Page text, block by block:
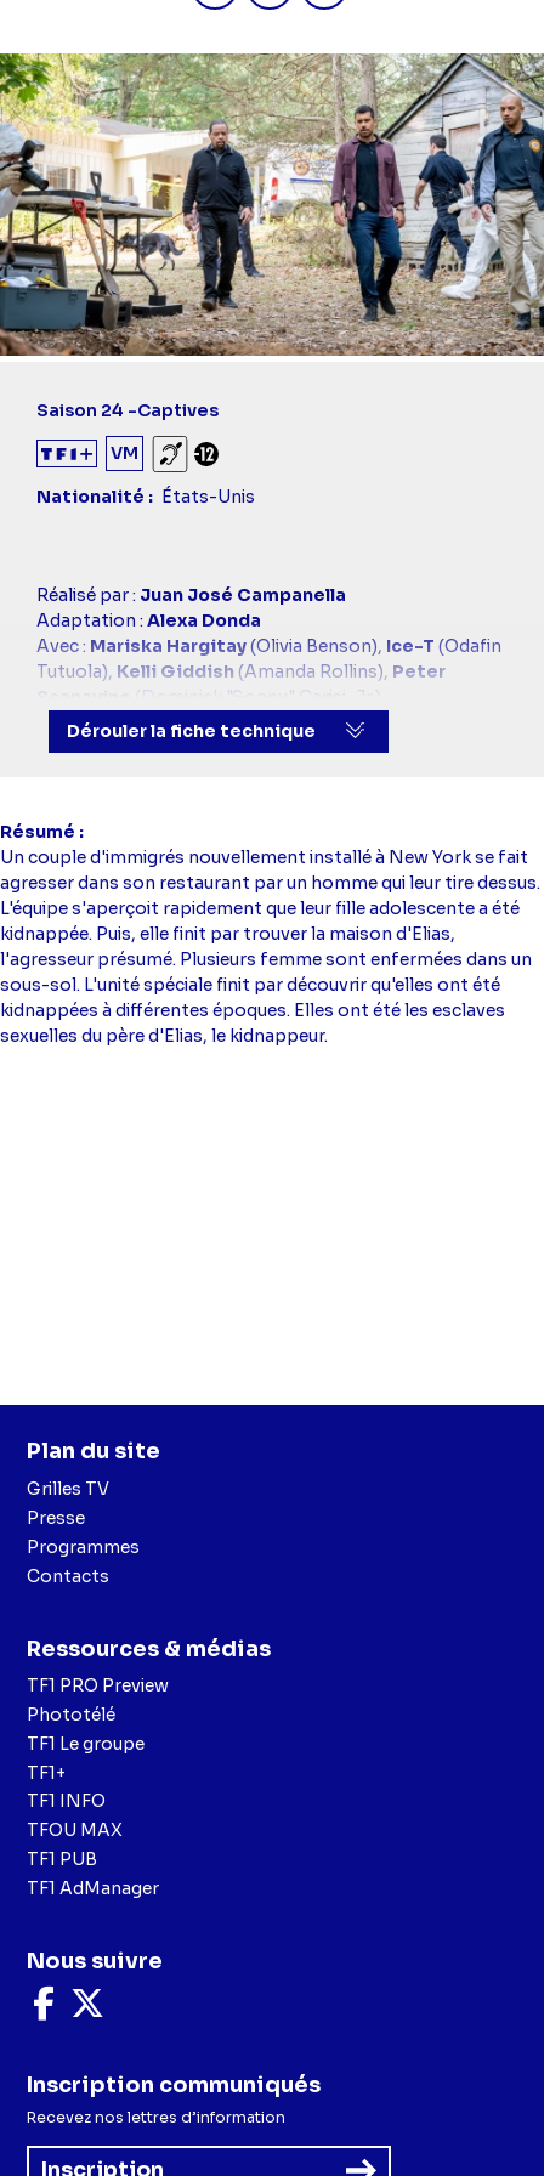
Saison 24 -Captives
VM
Sourds et malentendants
Déconseillé aux -12 ans
Nationalité
États-Unis
Casting
simba
Réalisé par : Juan José Campanella
Adaptation : Alexa Donda
Avec : Mariska Hargitay(Olivia Benson), Ice-T (Odafin
Tutuola), Kelli Giddish (Amanda Rollins), Peter
(Dominick "Sonny" Carisi, Jr.)
Directeur artistique :
Mélody Dubos
Dérouler la fiche technique
Résumé
Un couple d'immigrés nouvellement installé à New York se fait
agresser dans son restaurant par un homme qui leur tire dessus.
L'équipe s'aperçoit rapidement que leur fille adolescente a été
kidnappée. Puis, elle finit par trouver la maison d'Elias,
l'agresseur présumé. Plusieurs femme sont enfermées dans un
sous-sol. L'unité spéciale finit par découvrir qu'elles ont été
kidnappées à différentes époques. Elles ont été les esclaves
sexuelles du père d'Elias, le kidnappeur.
Plan du site
Grilles TV
Presse
Programmes
Contacts
Ressources & médias
TF1 PRO Preview
Phototélé
TF1 Le groupe
TF1+
TF1 INFO
TFOU MAX
TF1 PUB
TF1 AdManager
Nous suivre
Nous
suivre
Facebook
X
Inscription communiqués
Recevez nos lettres d’information
Inscription